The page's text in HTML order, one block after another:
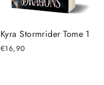
Kyra Stormrider Tome 1
€16,90